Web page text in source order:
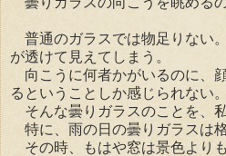
普通のガラスでは物足りない
が透けて見えてしまう。
向こうに何者かがいるのに、
るということしか感じられない。
そんな曇りガラスのことを、
特に、雨の日の曇りガラスは格
その時、もはや窓は景色より